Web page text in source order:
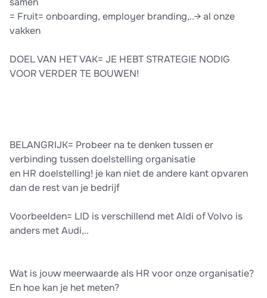
= Fruit= onboarding, employer branding,..→ al onze
vakken
DOEL VAN HET VAK= JE HEBT STRATEGIE NODIG
VOOR VERDER TE BOUWEN!
BELANGRIJK= Probeer na te denken tussen er
verbinding tussen doelstelling organisatie
en HR doelstelling! je kan niet de andere kant opvaren
dan de rest van je bedrijf
Voorbeelden= LID is verschillend met Aldi of Volvo is
anders met Audi,..
Wat is jouw meerwaarde als HR voor onze organisatie?
En hoe kan je het meten?